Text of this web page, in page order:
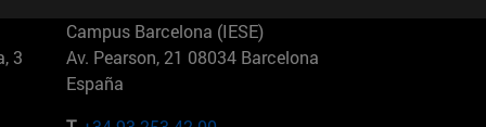
3
Campus Barcelona (IESE)
Av. Pearson, 21 08034 Barcelona
España